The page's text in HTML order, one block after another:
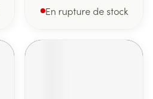
En rupture de stock